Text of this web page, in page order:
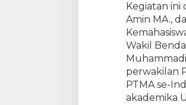
E
C
O
L
D
o
Kegiatan ini
Amin MA.,
Wakil
perwakilan
PTMA se-
akademika